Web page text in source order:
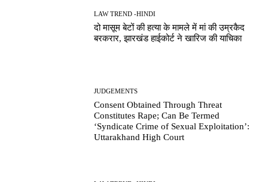
LAW TREND -HINDI
दो मासूम बेटों की हत्या के मामले में मां की उम्रकैद
बरकरार, झारखंड हाईकोर्ट ने खारिज की याचिका
JUDGEMENTS
Consent Obtained Through Threat
Constitutes Rape; Can Be Termed
‘Syndicate Crime of Sexual Exploitation’:
Uttarakhand High Court